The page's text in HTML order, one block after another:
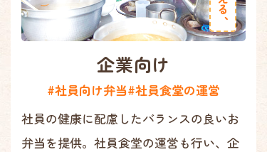
企業向け
#社員向け弁当#社員食堂の運営
社員の健康に配慮したバランスの良いお
弁当を提供。社員食堂の運営も行い、企